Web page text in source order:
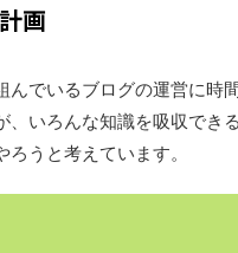
画
んでいるブログの運営に時
、いろんな知識を吸収でき
うと考えています。